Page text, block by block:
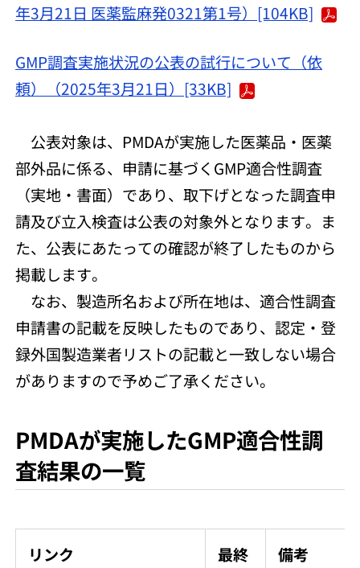
年3月21日 医薬監麻発0321第1号）[104KB]
GMP調査実施状況の公表の試行について（依
頼）（2025年3月21日）[33KB]
公表対象は、PMDAが実施した医薬品・医薬
部外品に係る、申請に基づくGMP適合性調査
（実地・書面）であり、取下げとなった調査申
請及び立入検査は公表の対象外となります。ま
た、公表にあたっての確認が終了したものから
掲載します。
なお、製造所名および所在地は、適合性調査
申請書の記載を反映したものであり、認定・登
録外国製造業者リストの記載と一致しない場合
がありますので予めご了承ください。
PMDAが実施したGMP適合性調
査結果の一覧
リンク
最終
備考